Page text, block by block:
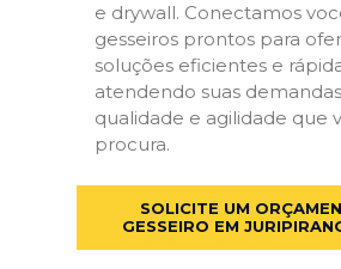
e drywall. Conectamos
gesseiros prontos para
soluções eficientes e
atendendo suas
qualidade e agilidade que
procura.
SOLICITE UM
GESSEIRO EM